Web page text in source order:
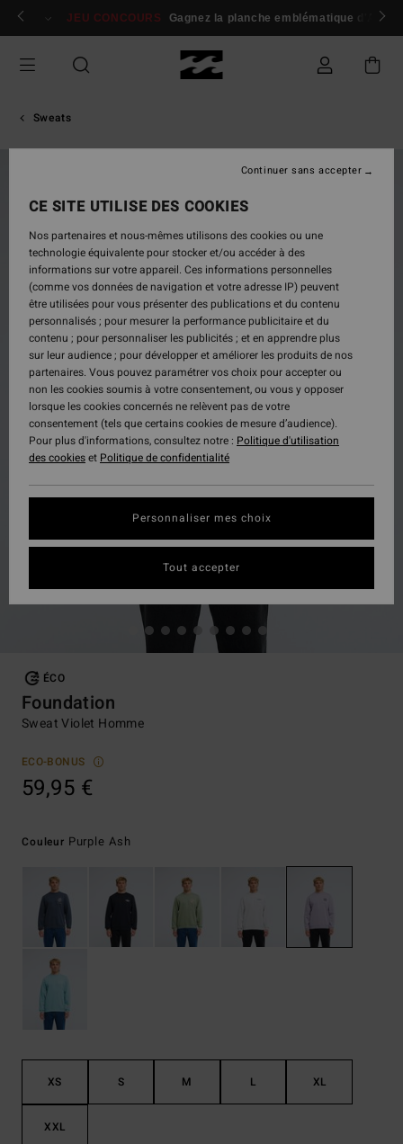
Passer
Se connecter / s'inscrire
JEU CONCOURS Gagnez la planche emblématique d'Andy
Sweats
ÉCO
Foundation
Sweat Violet Homme
ECO-BONUS
59,95 €
Couleur Purple Ash
XS S M L XL
XXL
CE SITE UTILISE DES COOKIES
Nos partenaires et nous-mêmes utilisons des cookies ou une
technologie équivalente pour stocker et/ou accéder à des
informations sur votre appareil. Ces informations personnelles
(comme vos données de navigation et votre adresse IP) peuvent
être utilisées pour vous présenter des publications et du contenu
personnalisés ; pour mesurer la performance publicitaire et du
contenu ; pour personnaliser les publicités ; et en apprendre plus
sur leur audience ; pour développer et améliorer les produits de nos
partenaires. Vous pouvez paramétrer vos choix pour accepter ou
non les cookies soumis à votre consentement, ou vous y opposer
lorsque les cookies concernés ne relèvent pas de votre
consentement (tels que certains cookies de mesure d’audience).
Pour plus d'informations, consultez notre : Politique d'utilisation
des cookieset Politique de confidentialité
Personnaliser mes choix
Continuer sans accepter
Tout accepter